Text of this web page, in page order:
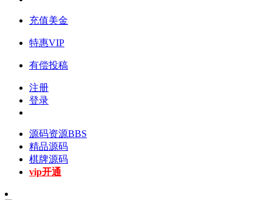
充值美金
特惠VIP
有偿投稿
注册
登录
源码资源BBS
精品源码
棋牌源码
vip开通